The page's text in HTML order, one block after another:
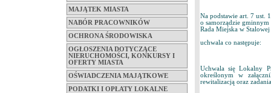
MAJĄTEK MIASTA
NABÓR PRACOWNIKÓW
OCHRONA ŚRODOWISKA
OGŁOSZENIA DOTYCZĄCE
NIERUCHOMOŚCI, KONKURSY I
OFERTY MIASTA
OŚWIADCZENIA MAJĄTKOWE
PODATKI I OPŁATY LOKALNE
Na podstawie art. 7 ust.
o samorządzie
Rada Miejska w
uchwala co następuje:
Uchwala się Lokalny
określonym w
rewitalizacją oraz